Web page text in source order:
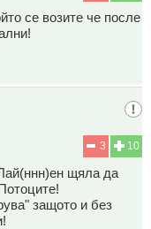
се возите че после
10
3
щяла да
защото и без